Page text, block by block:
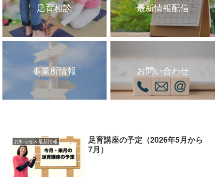
足育相談 最新情報配信
事業所情報 お問い合わせ
お知らせ＆最新情報
足育講座の予定（2026年5月から
7月）